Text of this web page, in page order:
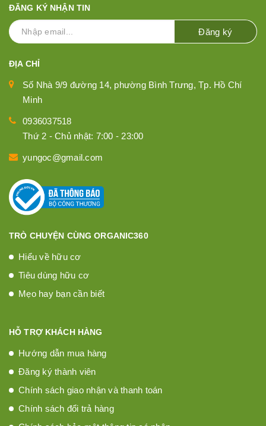
ĐĂNG KÝ NHẬN TIN
Đăng ký
ĐỊA CHỈ
Số Nhà 9/9 đường 14, phường Bình Trưng, Tp. Hồ Chí
Minh
0936037518
Thứ 2 - Chủ nhật: 7:00 - 23:00
yungoc@gmail.com
TRÒ CHUYỆN CÙNG ORGANIC360
Hiểu về hữu cơ
Tiêu dùng hữu cơ
Mẹo hay bạn cần biết
HỖ TRỢ KHÁCH HÀNG
Hướng dẫn mua hàng
Đăng ký thành viên
Chính sách giao nhận và thanh toán
Chính sách đổi trả hàng